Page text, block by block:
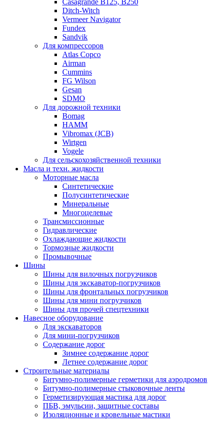
Ditch-Witch
Vermeer Navigator
Fundex
Sandvik
Для компрессоров
Atlas Copco
Airman
Cummins
FG Wilson
Gesan
SDMO
Для дорожной техники
Bomag
HAMM
Vibromax (JCB)
Wirtgen
Vogele
Для сельскохозяйственной техники
Масла и техн. жидкости
Моторные масла
Синтетические
Полусинтетические
Минеральные
Многоцелевые
Трансмиссионные
Гидравлические
Охлаждающие жидкости
Тормозные жидкости
Промывочные
Шины
Шины для вилочных погрузчиков
Шины для экскаватор-погрузчиков
Шины для фронтальных погрузчиков
Шины для мини погрузчиков
Шины для прочей спецтехники
Навесное оборудование
Для экскаваторов
Для мини-погрузчиков
Содержание дорог
Зимнее содержание дорог
Летнее содержание дорог
Строительные материалы
Битумно-полимерные герметики для аэродромов
Битумно-полимерные стыковочные ленты
Герметизирующая мастика для дорог
ПБВ, эмульсии, защитные составы
Изоляционные и кровельные мастики